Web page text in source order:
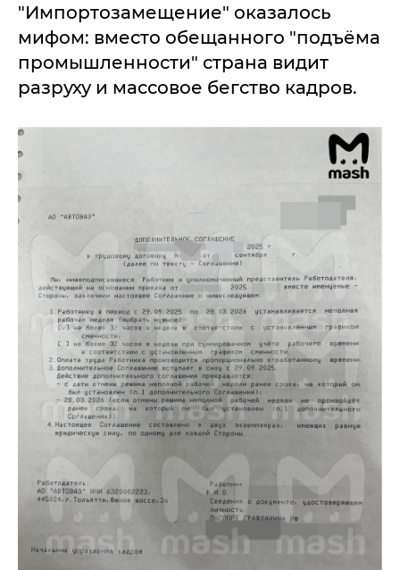
"Импортозамещение" оказалось
мифом: вместо обещанного "подъёма
промышленности" страна видит
разруху и массовое бегство кадров.